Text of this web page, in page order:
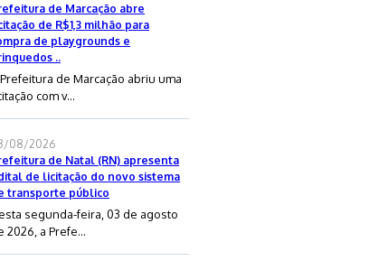
de Marcação abre
de R$1,3 milhão para
de playgrounds e
..
de Marcação abriu uma
com v...
08/2026
de Natal (RN) apresenta
de licitação do novo sistema
transporte público
segunda-feira, 03 de agosto
2026, a Prefe...